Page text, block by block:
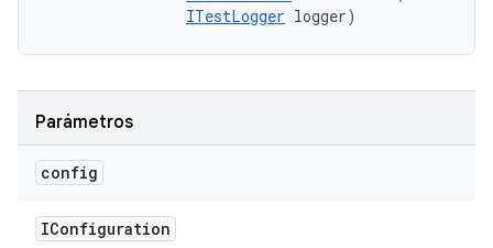
ITestLogger logger)
Parámetros
config
IConfiguration